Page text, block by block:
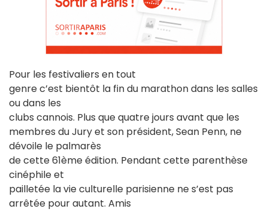
Pour les festivaliers en tout
genre c’est bientôt la fin du marathon dans les salles
ou dans les
clubs cannois. Plus que quatre jours avant que les
membres du Jury et son président, Sean Penn, ne
dévoile le palmarès
de cette 61ème édition. Pendant cette parenthèse
cinéphile et
pailletée la vie culturelle parisienne ne s’est pas
arrêtée pour autant. Amis